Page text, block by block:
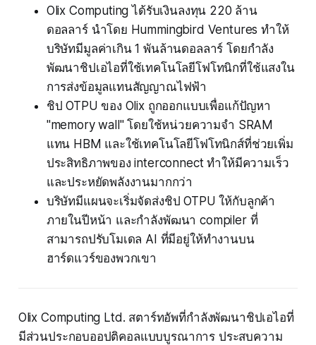
Olix Computing ได้รับเงินลงทุน 220 ล้าน
ดอลลาร์ นำโดย Hummingbird Ventures ทำให้
บริษัทมีมูลค่าเกิน 1 พันล้านดอลลาร์ โดยกำลัง
พัฒนาชิปเอไอที่ใช้เทคโนโลยีโฟโทนิกที่ใช้แสงใน
การส่งข้อมูลแทนสัญญาณไฟฟ้า
ชิป OTPU ของ Olix ถูกออกแบบเพื่อแก้ปัญหา
"memory wall" โดยใช้หน่วยความจำ SRAM
แทน HBM และใช้เทคโนโลยีโฟโทนิกส์ที่ช่วยเพิ่ม
ประสิทธิภาพของ interconnect ทำให้มีความเร็ว
และประหยัดพลังงานมากกว่า
บริษัทมีแผนจะเริ่มจัดส่งชิป OTPU ให้กับลูกค้า
ภายในปีหน้า และกำลังพัฒนา compiler ที่
สามารถปรับโมเดล AI ที่มีอยู่ให้ทำงานบน
ฮาร์ดแวร์ของพวกเขา
Olix Computing Ltd. สตาร์ทอัพที่กำลังพัฒนาชิปเอไอที่
มีส่วนประกอบออปติคอลแบบบูรณาการ ประสบความ